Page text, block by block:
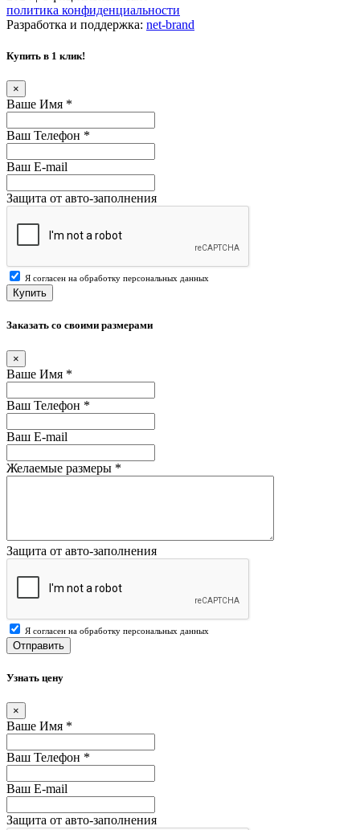
политика конфиденциальности
Разработка и поддержка: net-brand
Купить в 1 клик!
×
Ваше Имя *
Ваш Телефон *
Ваш E-mail
Защита от авто-заполнения
Я согласен на обработку персональных данных
Купить
Заказать со своими размерами
×
Ваше Имя *
Ваш Телефон *
Ваш E-mail
Желаемые размеры *
Защита от авто-заполнения
Я согласен на обработку персональных данных
Отправить
Узнать цену
×
Ваше Имя *
Ваш Телефон *
Ваш E-mail
Защита от авто-заполнения